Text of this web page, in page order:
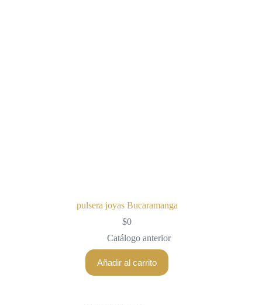
pulsera joyas Bucaramanga
$0
Catálogo anterior
Añadir al carrito